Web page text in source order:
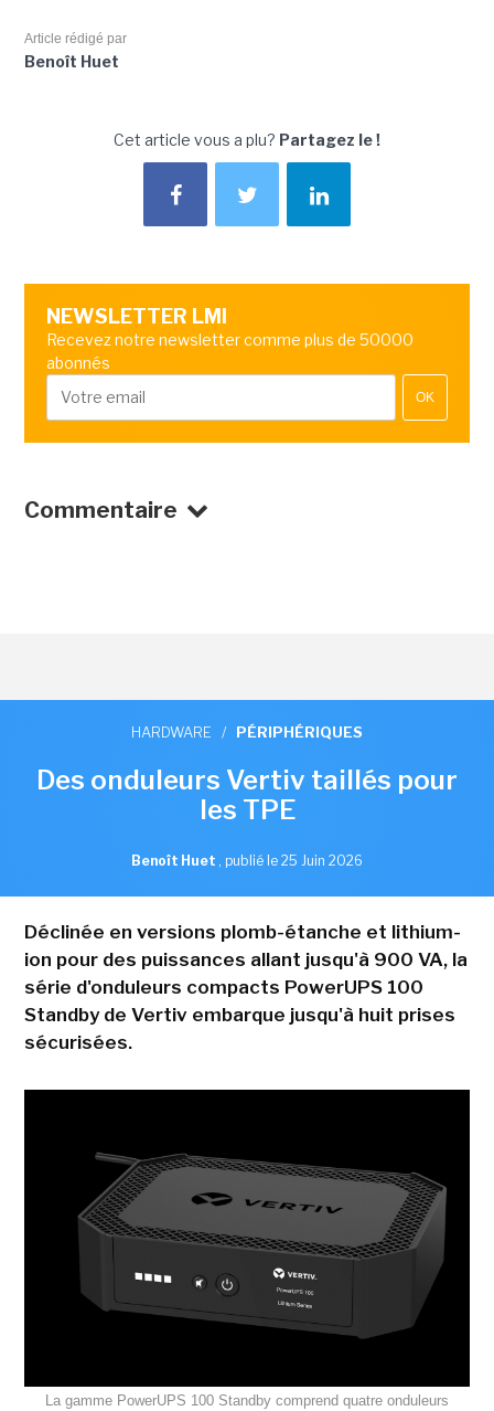
Article rédigé par
Benoît Huet
Cet article vous a plu? Partagez le !
NEWSLETTER LMI
Recevez notre newsletter comme plus de 50000
abonnés
OK
Commentaire
HARDWARE / PÉRIPHÉRIQUES
Des onduleurs Vertiv taillés pour
les TPE
Benoît Huet , publié le 25 Juin 2026
Déclinée en versions plomb-étanche et lithium-
ion pour des puissances allant jusqu'à 900 VA, la
série d'onduleurs compacts PowerUPS 100
Standby de Vertiv embarque jusqu'à huit prises
sécurisées.
La gamme PowerUPS 100 Standby comprend quatre onduleurs